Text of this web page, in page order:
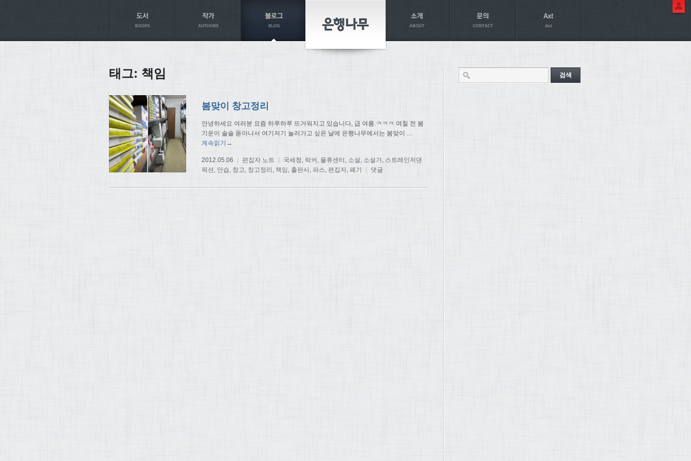
태그: 책임
봄맞이 창고정리
안녕하세요 여러분 요즘 하루하루 뜨거워지고 있습니다, 급 여름.ㅋㅋㅋ 며칠 전 봄
기운이 솔솔 돋아나서 여기저기 놀러가고 싶은 날에 은행나무에서는 봄맞이
계속읽기→
2012.05.06 편집자 노트 국세청 , 락커 , 물류센터 , 소설 , 소설가, 스트레인저댄
픽션 , 안습, 창고, 창고정리 , 책임 , 출판사, 파스, 편집자, 폐기 댓글